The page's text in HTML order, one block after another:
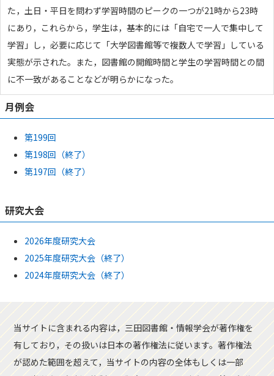
た，土日・平日を問わず学習時間のピークの一つが21時から23時
にあり，これらから，学生は，基本的には「自宅で一人で集中して
学習」し，必要に応じて「大学図書館等で複数人で学習」している
実態が示された。また，図書館の開館時間と学生の学習時間との間
に不一致があることなどが明らかになった。
月例会
第199回
第198回（終了）
第197回（終了）
研究大会
2026年度研究大会
2025年度研究大会（終了）
2024年度研究大会（終了）
当サイトに含まれる内容は，三田図書館・情報学会が著作権を
有しており，その扱いは日本の著作権法に従います。著作権法
が認めた範囲を超えて，当サイトの内容の全体もしくは一部